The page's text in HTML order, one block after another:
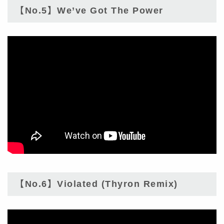
【No.5】We’ve Got The Power
【No.6】Violated (Thyron Remix)